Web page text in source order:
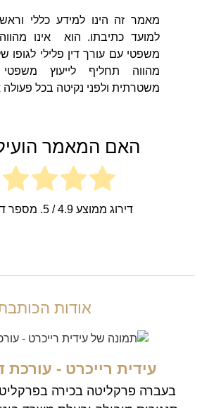
מאמר זה הינו למידע כללי
למועד כתיבתו. הוא אינו
משפטי עם עורך דין פלילי לגופו של
מהווה תחליף לייעוץ
משטרתית ולפני נקיטה בכל
האם המאמר
דירוג ממוצע4.9/ 5. מספר דירוגים
אודות
עידית רייכרט - עורכת